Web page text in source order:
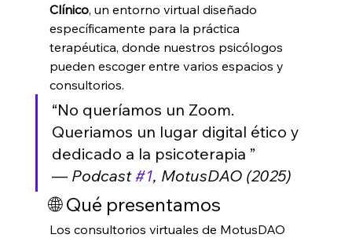
Clínico, un entorno virtual diseñado
específicamente para la práctica
terapéutica, donde nuestros psicólogos
pueden escoger entre varios espacios y
consultorios.
“No queríamos un Zoom.
Queriamos un lugar digital ético y
dedicado a la psicoterapia ”
— Podcast #1, MotusDAO (2025)
🌐 Qué presentamos
Los consultorios virtuales de MotusDAO